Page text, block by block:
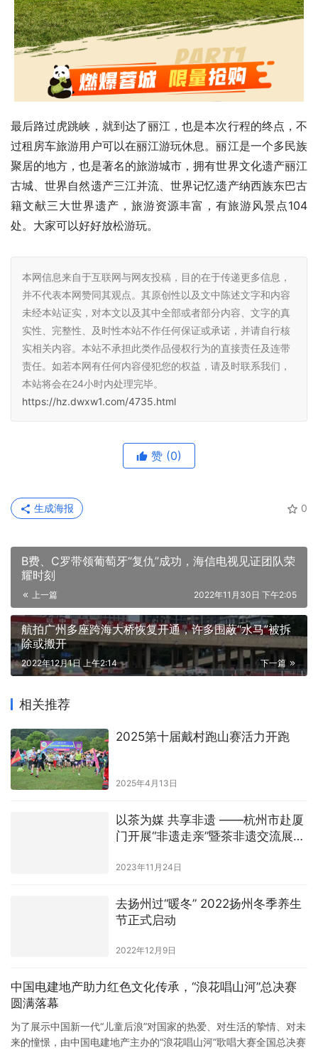
最后路过虎跳峡，就到达了丽江，也是本次行程的终点，不
过租房车旅游用户可以在丽江游玩休息。丽江是一个多民族
聚居的地方，也是著名的旅游城市，拥有世界文化遗产丽江
古城、世界自然遗产三江并流、世界记忆遗产纳西族东巴古
籍文献三大世界遗产，旅游资源丰富，有旅游风景点104
处。大家可以好好放松游玩。
本网信息来自于互联网与网友投稿，目的在于传递更多信息，
并不代表本网赞同其观点。其原创性以及文中陈述文字和内容
未经本站证实，对本文以及其中全部或者部分内容、文字的真
实性、完整性、及时性本站不作任何保证或承诺，并请自行核
实相关内容。本站不承担此类作品侵权行为的直接责任及连带
责任。如若本网有任何内容侵犯您的权益，请及时联系我们，
本站将会在24小时内处理完毕。
https://hz.dwxw1.com/4735.html
赞 (0)
0
生成海报
B费、C罗带领葡萄牙“复仇”成功，海信电视见证团队荣
耀时刻
上一篇 2022年11月30日 下午2:05
航拍广州多座跨海大桥恢复开通，许多围蔽“水马”被拆
除或搬开
下一篇
2022年12月1日 上午2:14
相关推荐
2025第十届戴村跑山赛活力开跑
2025年4月13日
以茶为媒 共享非遗 ——杭州市赴厦
门开展“非遗走亲”暨茶非遗交流展示
2023年11月24日
去扬州过“暖冬” 2022扬州冬季养生
节正式启动
2022年12月9日
中国电建地产助力红色文化传承，“浪花唱山河”总决赛
圆满落幕
为了展示中国新一代“儿童后浪”对国家的热爱、对生活的挚情、对未
来的憧憬，由中国电建地产主办的“浪花唱山河”歌唱大赛全国总决赛